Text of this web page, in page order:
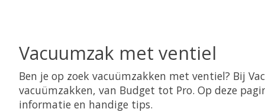
Vacuumzak met ventiel
Ben je op zoek vacuümzakken met ventiel? Bij
vacuümzakken, van Budget tot Pro. Op deze
informatie en handige tips.